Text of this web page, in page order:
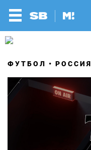
ФУТБОЛ РОССИЯ